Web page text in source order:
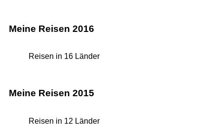
Meine Reisen 2016
Reisen in 16 Länder
Meine Reisen 2015
Reisen in 12 Länder